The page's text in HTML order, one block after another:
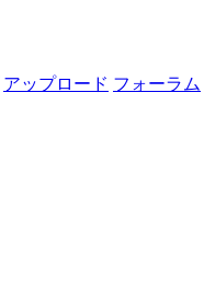
アップロード フォーラム